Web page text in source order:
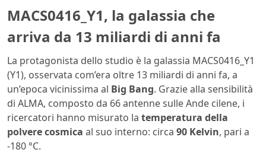
MACS0416_Y1, la galassia che
arriva da 13 miliardi di anni fa
La protagonista dello studio è la galassia MACS0416_Y1
(Y1), osservata com’era oltre 13 miliardi di anni fa, a
un’epoca vicinissima al Big Bang. Grazie alla sensibilità
di ALMA, composto da 66 antenne sulle Ande cilene, i
ricercatori hanno misurato la temperatura della
polvere cosmica al suo interno: circa 90 Kelvin, pari a
-180 °C.